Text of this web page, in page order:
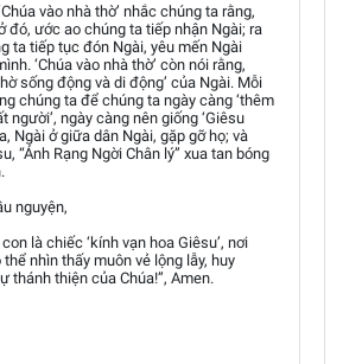
vào nhà thờ’ nhắc chúng ta rằng,
đó, ước ao chúng ta tiếp nhận Ngài; ra
ta tiếp tục đón Ngài, yêu mến Ngài
‘Chúa vào nhà thờ’ còn nói rằng,
sống động và di động’ của Ngài. Mỗi
chúng ta để chúng ta ngày càng ‘thêm
người’, ngày càng nên giống ‘Giêsu
Ngài ở giữa dân Ngài, gặp gỡ họ; và
“Ánh Rạng Ngời Chân lý” xua tan bóng
nguyện,
là chiếc ‘kính vạn hoa Giêsu’, nơi
nhìn thấy muôn vẻ lộng lẫy, huy
thánh thiện của Chúa!”, Amen.